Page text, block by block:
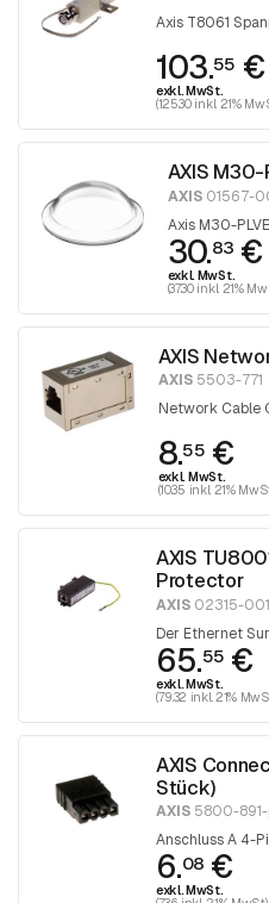
Axis T8061
103.55 €
exkl. MwSt.
(125.30 inkl. 21%
AXIS M30-
AXIS01567-
Axis M30-
30.83€
exkl. MwSt.
(37.30 inkl. 21%
AXIS
AXIS5503-771
Network Cable
8.55€
exkl. MwSt.
(10.35 inkl. 21%
AXIS
Protector
AXIS 02315-001
Der Ethernet
65.55 €
exkl. MwSt.
(79.32 inkl. 21%
AXIS
Stück)
AXIS 5800-
Anschluss A 4-
6.08 €
exkl. MwSt.